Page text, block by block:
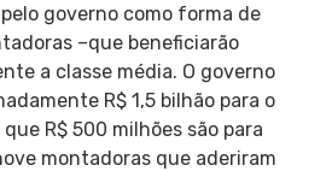
governo como forma de
–que beneficiarão
a classe média. O governo
R$ 1,5 bilhão para o
R$ 500 milhões são para
montadoras que aderiram